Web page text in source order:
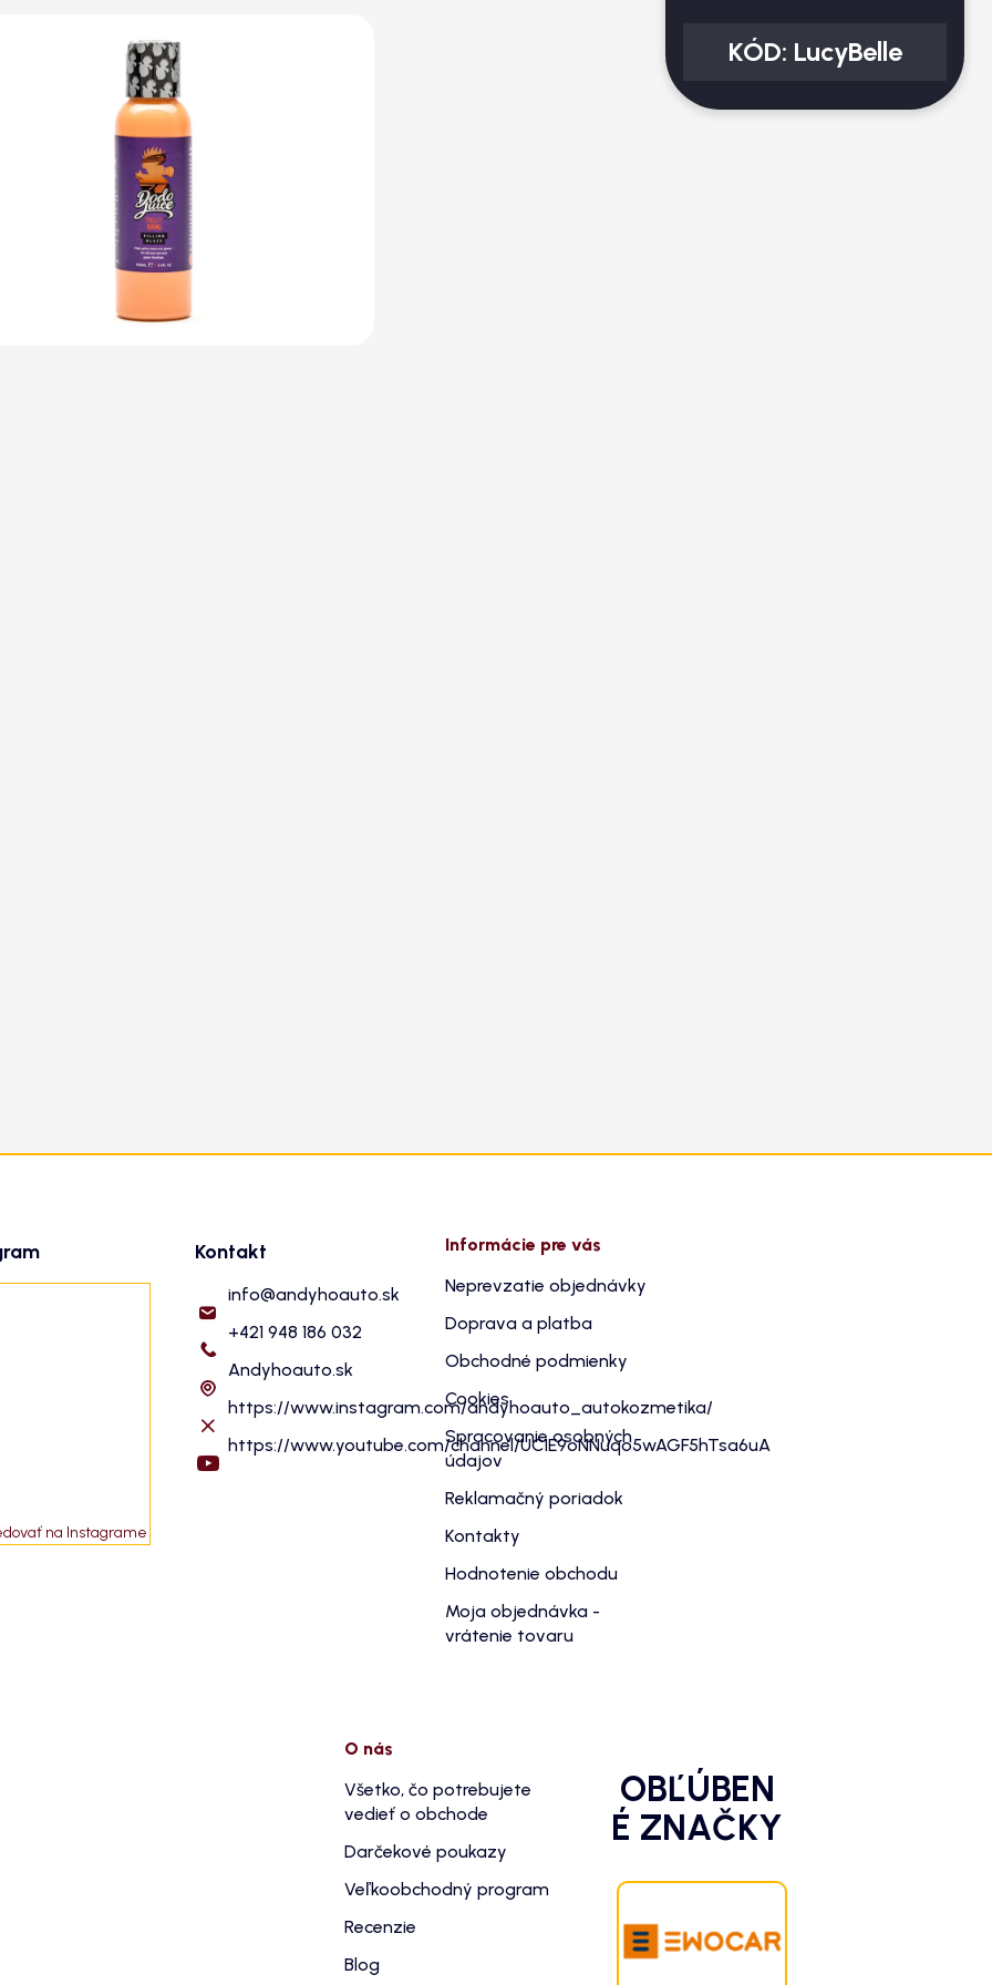
na Instagrame
Kontakt
info@andyhoauto.sk
+421 948 186 032
Andyhoauto.sk
https://www.instagram.com/andyhoauto_autokozmetika/
https://www.youtube.com/channel/UC1E9oNNuqo5wAGF5hTsa6uA
Informácie pre vás
Neprevzatie objednávky
Doprava a platba
Obchodné podmienky
Cookies
Spracovanie osobných
údajov
Reklamačný poriadok
Kontakty
Hodnotenie obchodu
Moja objednávka -
vrátenie tovaru
O nás
Všetko, čo potrebujete
vedieť o obchode
Darčekové poukazy
Veľkoobchodný program
Recenzie
Blog
OBĽÚBEN
É ZNAČKY
KÓD: LucyBelle